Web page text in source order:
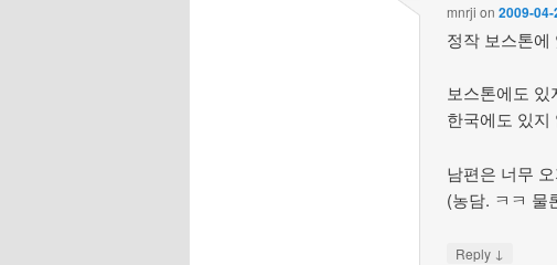
mnrji on2009-
정작 보스톤
보스톤에도 있
한국에도 있
남편은 너무
(농담. ㅋㅋ 물
Reply ↓